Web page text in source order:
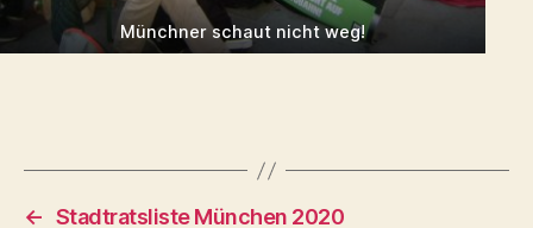
Münchner schaut nicht weg!
← Stadtratsliste München 2020